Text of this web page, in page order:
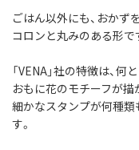
ごはん以外にも、おかず
コロンと丸みのある形で
「VENA」社の特徴は、何
おもに花のモチーフが描
細かなスタンプが何種類
す。